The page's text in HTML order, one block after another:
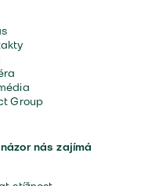
Group
nás zajímá